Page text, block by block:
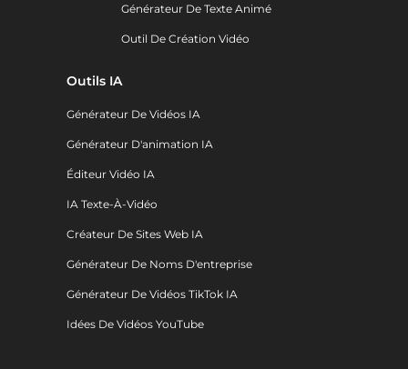
Générateur De Texte Animé
Outil De Création Vidéo
Outils IA
Générateur De Vidéos IA
Générateur D'animation IA
Éditeur Vidéo IA
IA Texte-À-Vidéo
Créateur De Sites Web IA
Générateur De Noms D'entreprise
Générateur De Vidéos TikTok IA
Idées De Vidéos YouTube